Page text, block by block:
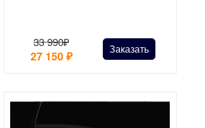
33 990₽
27 150₽ Заказать